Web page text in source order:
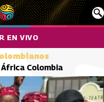
EN VIVO
Colombia